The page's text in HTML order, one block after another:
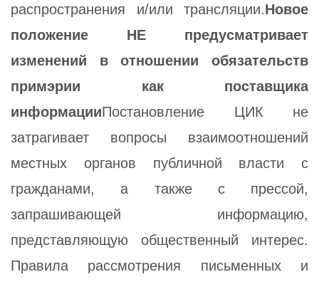
распространения и/или трансляции.Новое
положение НЕ предусматривает
изменений в отношении обязательств
примэрии как поставщика
информацииПостановление ЦИК не
затрагивает вопросы взаимоотношений
местных органов публичной власти с
гражданами, а также с прессой,
запрашивающей информацию,
представляющую общественный интерес.
Правила рассмотрения письменных и